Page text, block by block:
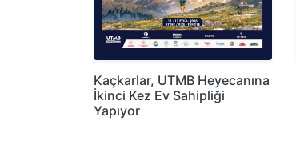
Kaçkarlar, UTMB Heyecanına
İkinci Kez Ev Sahipliği
Yapıyor